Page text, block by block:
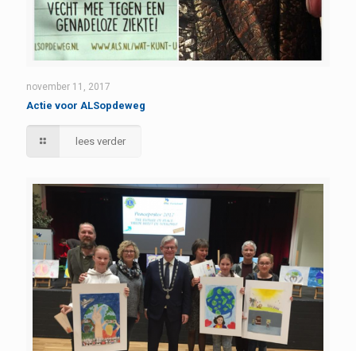
november 11, 2017
Actie voor ALSopdeweg
lees verder